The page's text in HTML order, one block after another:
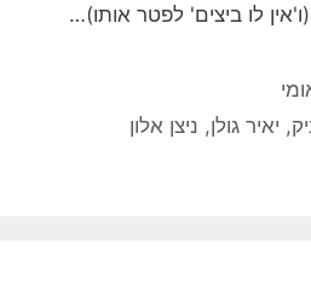
לו ביצים' לפטר אותו)…
, יאיר גולן, ניצן אלון